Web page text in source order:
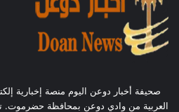
صحيفة أخبار دوعن اليوم منصة إخبارية
العربية من وادي دوعن بمحافظة حضرموت.